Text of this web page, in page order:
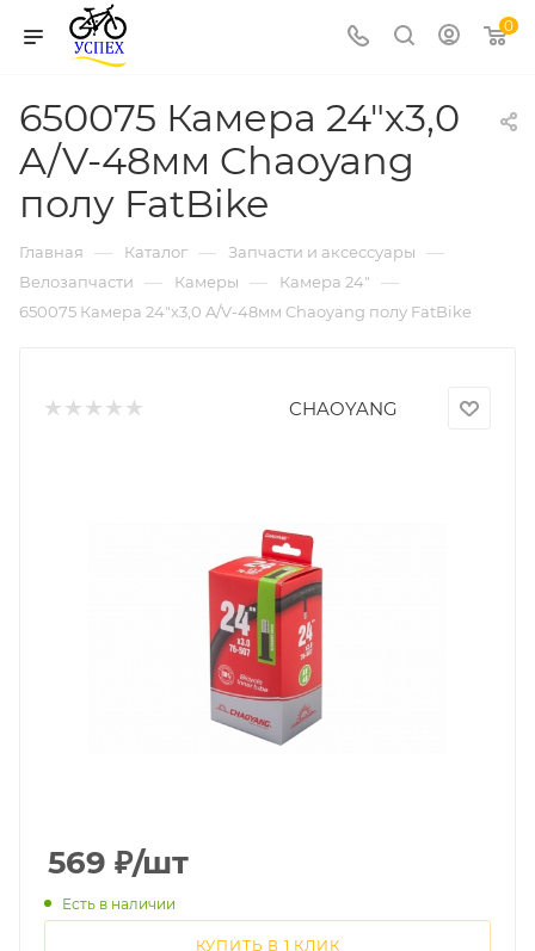
0
650075 Камера 24"х3,0
A/V-48мм Chaoyang
полу FatBike
Главная — Каталог — Запчасти и аксессуары —
Велозапчасти — Камеры — Камера 24" —
650075 Камера 24"х3,0 A/V-48мм Chaoyang полу FatBike
CHAOYANG
569 ₽/шт
Есть в наличии
КУПИТЬ В 1 КЛИК